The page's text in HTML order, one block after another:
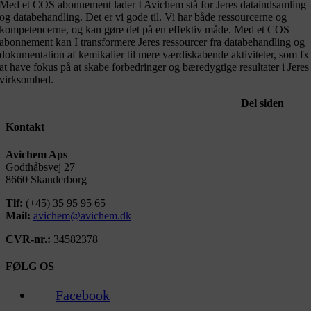
Med et COS abonnement lader I Avichem stå for Jeres dataindsamling
og databehandling. Det er vi gode til. Vi har både ressourcerne og
kompetencerne, og kan gøre det på en effektiv måde. Med et COS
abonnement kan I transformere Jeres ressourcer fra databehandling og
dokumentation af kemikalier til mere værdiskabende aktiviteter, som fx
at have fokus på at skabe forbedringer og bæredygtige resultater i Jeres
virksomhed.
Del siden
Kontakt
Avichem Aps
Godthåbsvej 27
8660 Skanderborg
Tlf: (+45) 35 95 95 65
Mail: avichem@avichem.dk
CVR-nr.: 34582378
FØLG OS
Facebook